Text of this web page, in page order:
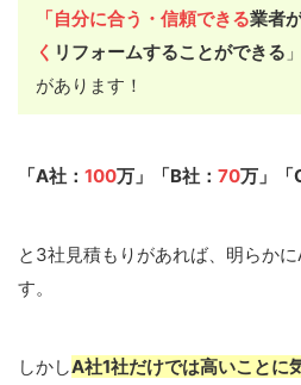
「自分に合う・信頼できる業者
く リフォームすることができる
があります！
「A社： 100万」「B社： 70万」「
と3社見積もりがあれば、明らか
す。
しかしA社1社だけでは高いことに